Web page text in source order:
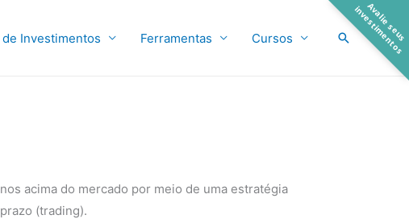
de Investimentos Ferramentas Cursos Pesquisar
acima do mercado por meio de uma estratégia
(trading).
A
v
a
l
i
e
s
e
u
s
i
n
v
e
s
t
i
m
e
n
t
o
s